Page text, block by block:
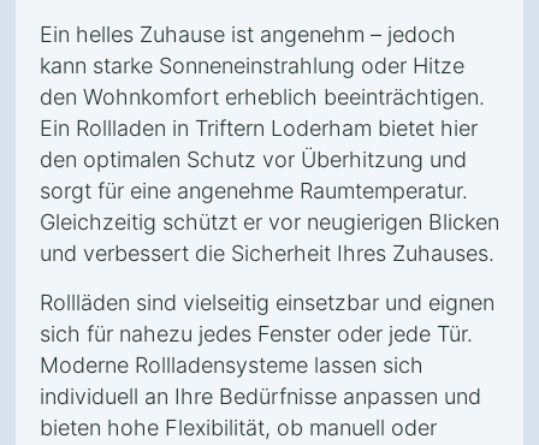
Ein helles Zuhause ist angenehm – jedoch
kann starke Sonneneinstrahlung oder Hitze
den Wohnkomfort erheblich beeinträchtigen.
Ein Rollladen in Triftern Loderham bietet hier
den optimalen Schutz vor Überhitzung und
sorgt für eine angenehme Raumtemperatur.
Gleichzeitig schützt er vor neugierigen Blicken
und verbessert die Sicherheit Ihres Zuhauses.
Rollläden sind vielseitig einsetzbar und eignen
sich für nahezu jedes Fenster oder jede Tür.
Moderne Rollladensysteme lassen sich
individuell an Ihre Bedürfnisse anpassen und
bieten hohe Flexibilität, ob manuell oder